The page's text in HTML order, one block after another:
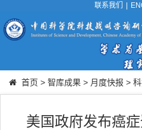
联系我们
首页 > 智库成果 > 月度快报 >
美国政府发布癌